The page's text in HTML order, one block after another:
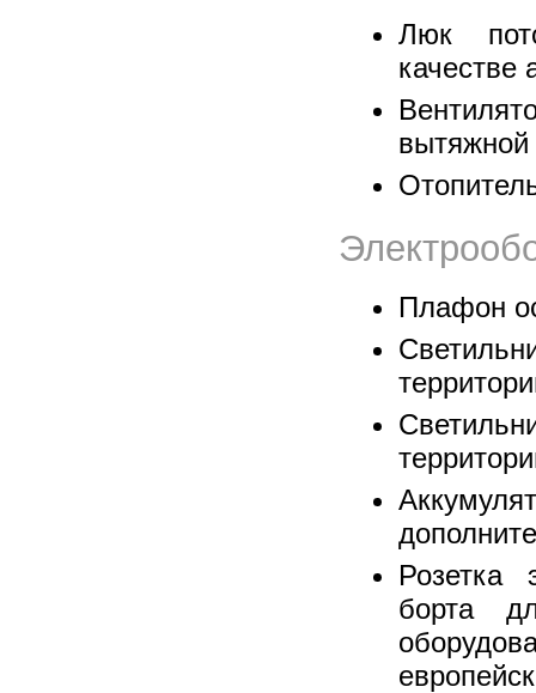
Люк
качестве
вытяжной
Плафон
Розетка
борта